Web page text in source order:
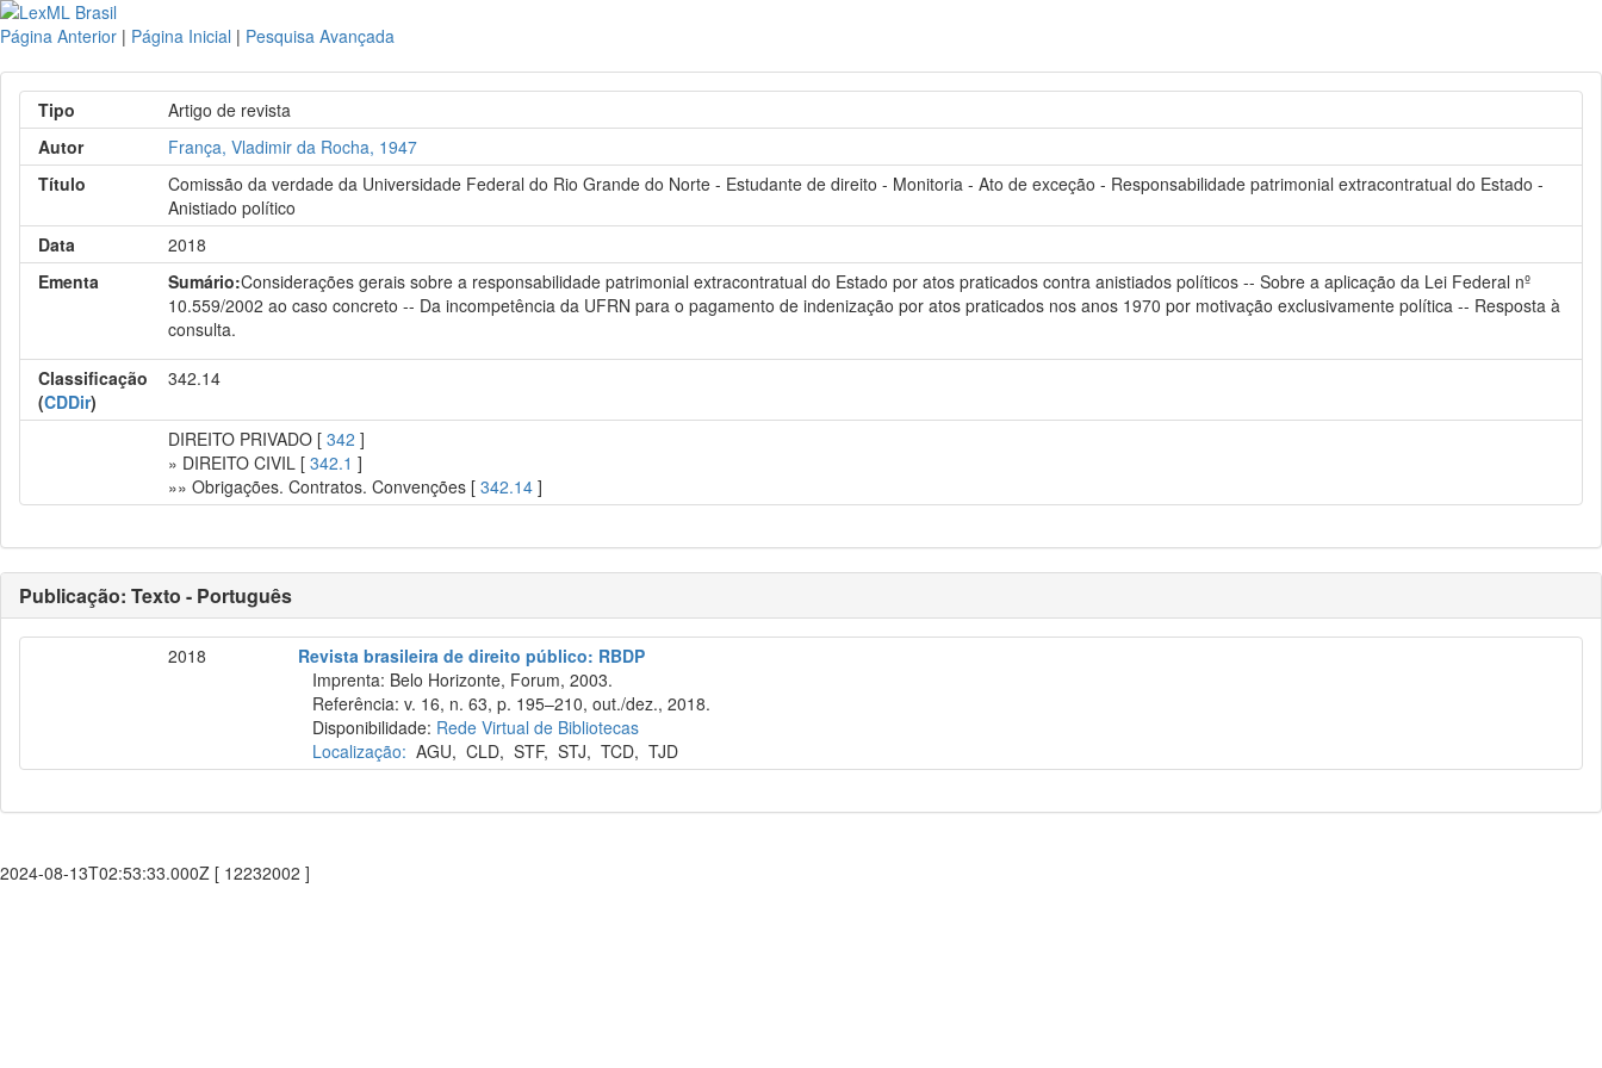
Página Anterior | Página Inicial | Pesquisa Avançada
Tipo
Artigo de revista
Autor
França, Vladimir da Rocha, 1947
Título
Comissão da verdade da Universidade Federal do Rio Grande do Norte - Estudante de direito - Monitoria - Ato de exceção - Responsabilidade patrimonial extracontratual do Estado -
Anistiado político
Data
2018
Ementa
Sumário:Considerações gerais sobre a responsabilidade patrimonial extracontratual do Estado por atos praticados contra anistiados políticos -- Sobre a aplicação da Lei Federal nº
10.559/2002 ao caso concreto -- Da incompetência da UFRN para o pagamento de indenização por atos praticados nos anos 1970 por motivação exclusivamente política -- Resposta à
consulta.
Classificação
(CDDir)
342.14
DIREITO PRIVADO [342 ]
» DIREITO CIVIL [342.1 ]
»» Obrigações. Contratos. Convenções [342.14 ]
Publicação: Texto - Português
2018
Revista brasileira de direito público: RBDP
Imprenta: Belo Horizonte, Forum, 2003.
Referência: v. 16, n. 63, p. 195–210, out./dez., 2018.
Disponibilidade: Rede Virtual de Bibliotecas
Localização: AGU,CLD,STF,STJ,TCD,TJD
2024-08-13T02:53:33.000Z [ 12232002 ]